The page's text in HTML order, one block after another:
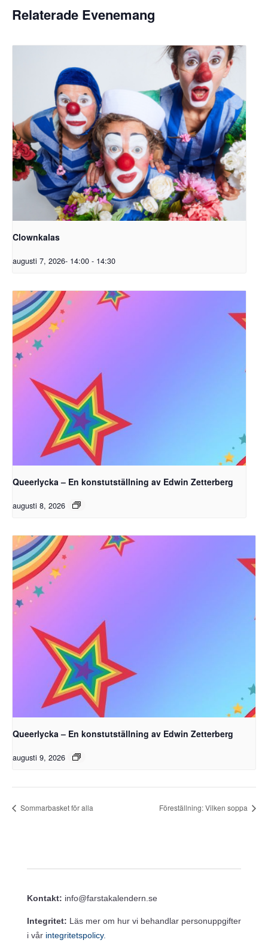
Relaterade Evenemang
Clownkalas
augusti 7, 2026- 14:00 - 14:30
Queerlycka – En konstutställning av Edwin Zetterberg
augusti 8, 2026
Queerlycka – En konstutställning av Edwin Zetterberg
augusti 9, 2026
Sommarbasket för alla Föreställning: Vilken soppa
Kontakt: info@farstakalendern.se
Integritet: Läs mer om hur vi behandlar personuppgifter
i vår integritetspolicy.